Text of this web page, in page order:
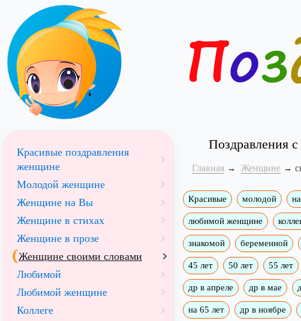
Поздравления
Главная Женщине
Красивые молодой
любимой женщине
знакомой беременной
45 лет 50 лет 55 лет
др в апреле др в мае
на 65 лет др в ноябре
Красивые поздравления
женщине
Молодой женщине
Женщине на Вы
Женщине в стихах
Женщине в прозе
Женщине своими словами
Любимой
Любимой женщине
Коллеге